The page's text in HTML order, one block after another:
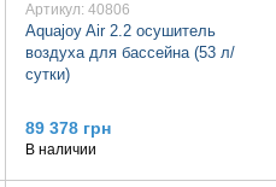
Артикул: 40806
Aquajoy Air 2.2 осушитель
воздуха для бассейна (53 л/
сутки)
89 378 грн
В наличии